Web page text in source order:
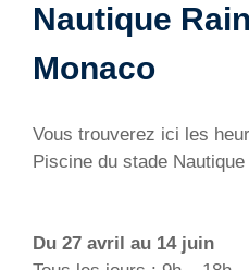
Nautique
Monaco
Vous trouverez ici les
Piscine du stade
Du 27 avril au 14 juin